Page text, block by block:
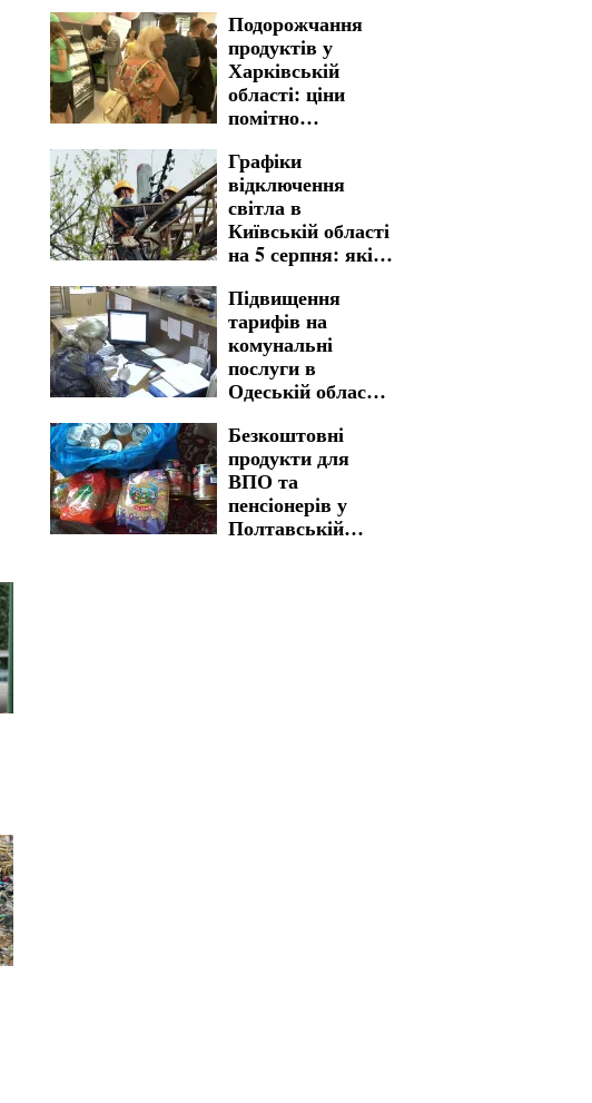
Подорожчання
продуктів у
Харківській
області: ціни
помітно
Графіки
відключення
світла в
Київській області
на 5 серпня: які
за десятками
адрес
Підвищення
тарифів на
комунальні
послуги в
Одеській області:
вартістю
змінилася
Безкоштовні
продукти для
ВПО та
пенсіонерів у
Полтавській